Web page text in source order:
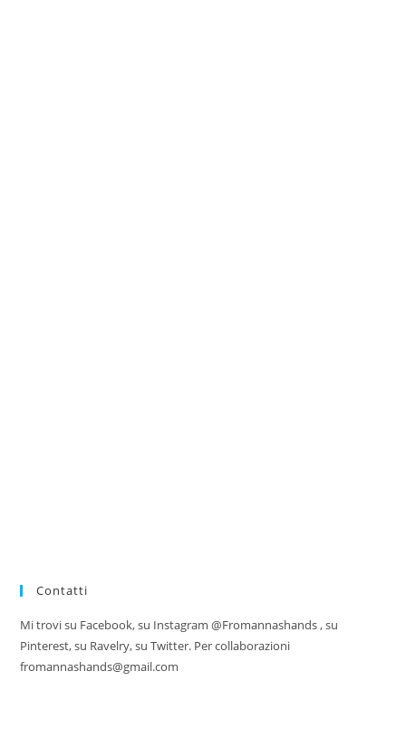
Contatti
Mi trovi su Facebook, su Instagram @Fromannashands , su
Pinterest, su Ravelry, su Twitter. Per collaborazioni
fromannashands@gmail.com